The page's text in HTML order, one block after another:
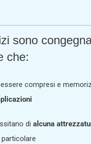
sono
che:
compresi e
di alcuna